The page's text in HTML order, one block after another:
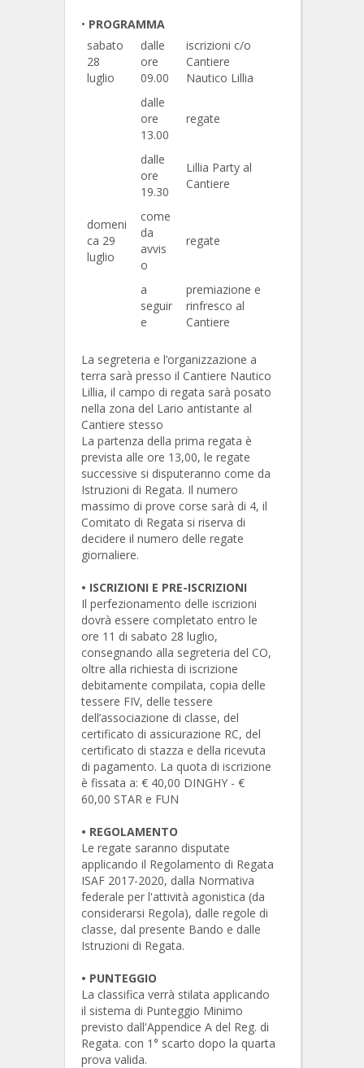
• PROGRAMMA
sabato
28
luglio
dalle
ore
09.00
iscrizioni c/o
Cantiere
Nautico Lillia
dalle
ore
13.00
regate
dalle
ore
19.30
Lillia Party al
Cantiere
domeni
ca 29
luglio
come
da
avvis
o
regate
a
seguir
e
premiazione e
rinfresco al
Cantiere
La segreteria e l’organizzazione a
terra sarà presso il Cantiere Nautico
Lillia, il campo di regata sarà posato
nella zona del Lario antistante al
Cantiere stesso
La partenza della prima regata è
prevista alle ore 13,00, le regate
successive si disputeranno come da
Istruzioni di Regata. Il numero
massimo di prove corse sarà di 4, il
Comitato di Regata si riserva di
decidere il numero delle regate
giornaliere.
• ISCRIZIONI E PRE-ISCRIZIONI
Il perfezionamento delle iscrizioni
dovrà essere completato entro le
ore 11 di sabato 28 luglio,
consegnando alla segreteria del CO,
oltre alla richiesta di iscrizione
debitamente compilata, copia delle
tessere FIV, delle tessere
dell’associazione di classe, del
certificato di assicurazione RC, del
certificato di stazza e della ricevuta
di pagamento. La quota di iscrizione
è fissata a: € 40,00 DINGHY - €
60,00 STAR e FUN
• REGOLAMENTO
Le regate saranno disputate
applicando il Regolamento di Regata
ISAF 2017-2020, dalla Normativa
federale per l'attività agonistica (da
considerarsi Regola), dalle regole di
classe, dal presente Bando e dalle
Istruzioni di Regata.
• PUNTEGGIO
La classifica verrà stilata applicando
il sistema di Punteggio Minimo
previsto dall'Appendice A del Reg. di
Regata. con 1° scarto dopo la quarta
prova valida.